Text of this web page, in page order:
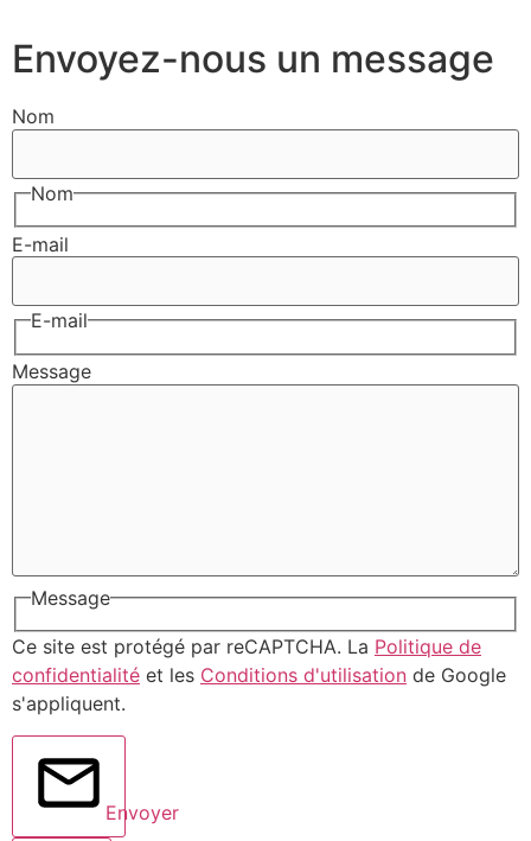
Envoyez-nous un message
Nom
Nom
E-mail
E-mail
Message
Message
Ce site est protégé par reCAPTCHA. La Politique de
confidentialité et les Conditions d'utilisation de Google
s'appliquent.
Envoyer